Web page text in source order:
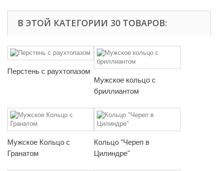
В ЭТОЙ КАТЕГОРИИ 30 ТОВАРОВ:
Перстень с раухтопазом
Мужское кольцо с
бриллиантом
Мужское Кольцо с
Гранатом
Кольцо "Череп в
Цилиндре"